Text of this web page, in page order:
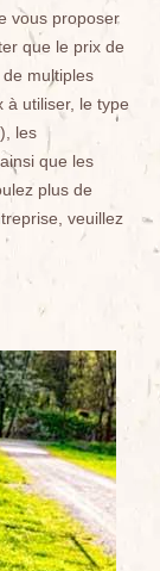
vous proposer
que le prix de
multiples
à utiliser, le type
les
que les
plus de
veuillez